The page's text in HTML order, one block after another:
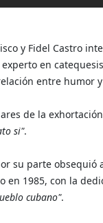
y Fidel Castro
experto en
entre humor
de la
si".
su parte obsequió
en 1985, con la
cubano".